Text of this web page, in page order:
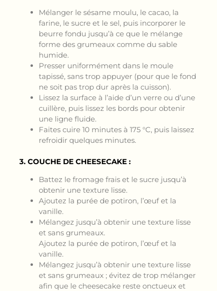
Mélanger le sésame moulu, le cacao, la
farine, le sucre et le sel, puis incorporer le
beurre fondu jusqu’à ce que le mélange
forme des grumeaux comme du sable
humide.
Presser uniformément dans le moule
tapissé, sans trop appuyer (pour que le fond
ne soit pas trop dur après la cuisson).
Lissez la surface à l’aide d’un verre ou d’une
cuillère, puis lissez les bords pour obtenir
une ligne fluide.
Faites cuire 10 minutes à 175 °C, puis laissez
refroidir quelques minutes.
3. COUCHE DE CHEESECAKE :
Battez le fromage frais et le sucre jusqu’à
obtenir une texture lisse.
Ajoutez la purée de potiron, l’œuf et la
vanille.
Mélangez jusqu’à obtenir une texture lisse
et sans grumeaux.
Ajoutez la purée de potiron, l’œuf et la
vanille.
Mélangez jusqu’à obtenir une texture lisse
et sans grumeaux ; évitez de trop mélanger
afin que le cheesecake reste onctueux et